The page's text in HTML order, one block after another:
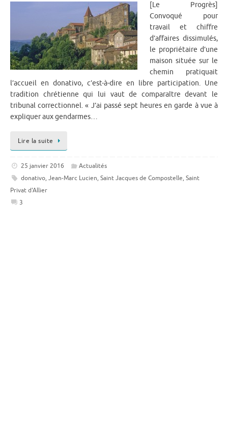
[Le Progrès]
Convoqué pour
travail et chiffre
d’affaires dissimulés,
le propriétaire d’une
maison située sur le
chemin pratiquait
l’accueil en donativo, c’est-à-dire en libre participation. Une
tradition chrétienne qui lui vaut de comparaître devant le
tribunal correctionnel. « J’ai passé sept heures en garde à vue à
expliquer aux gendarmes…
Lire la suite
25 janvier 2016
Actualités
donativo, Jean-Marc Lucien, Saint Jacques de Compostelle, Saint
Privat d'Allier
3